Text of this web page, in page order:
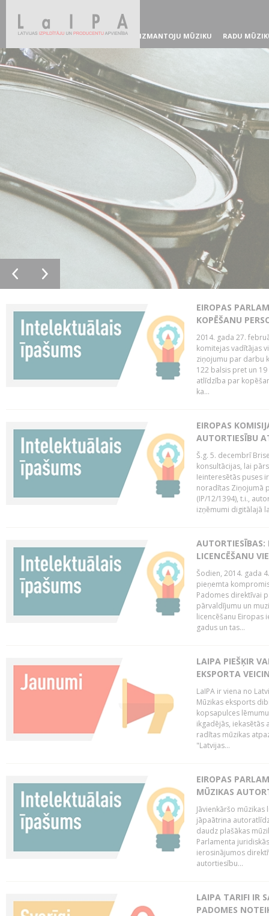
IZMANTOJU MŪZIKU RADU
EIROPAS
KOPĒŠANU
2014. gada 27.
komitejas vadītājas
ziņojumu par darbu
122 balsis pret un
atlīdzība par
ka...
EIROPAS
AUTORTIESĪBU
Š.g. 5. decembrī
konsultācijas, lai
Ieinteresētās puses
noradītas Ziņojumā
(IP/12/1394), t.i.,
izņēmumi digitālajā
AUTORTIESĪBAS:
LICENCĒŠANU
Šodien, 2014. gada
pieņemta
Padomes direktīvai
pārvaldījumu un
licencēšanu Eiropas
gadus un tas...
LAIPA PIEŠĶIR
EKSPORTA
LaIPA ir viena no
Mūzikas eksports
kopsapulces
ikgadējās, iekasētās
radītas mūzikas
"Latvijas...
EIROPAS
MŪZIKAS
Jāvienkāršo
jāpaātrina
daudz plašākas
Parlamenta
ierosinājumos
autortiesību...
LAIPA TARIFI IR
PADOMES